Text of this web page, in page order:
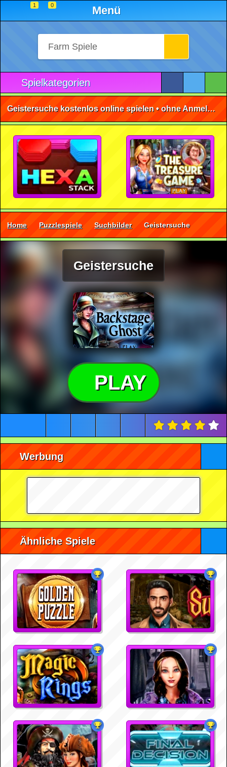
1 0 Menü
Spielkategorien
Geistersuche kostenlos online spielen • ohne Anmeldung 🕹️
Home Puzzlespiele Suchbilder Geistersuche
Geistersuche
PLAY
Werbung
Ähnliche Spiele